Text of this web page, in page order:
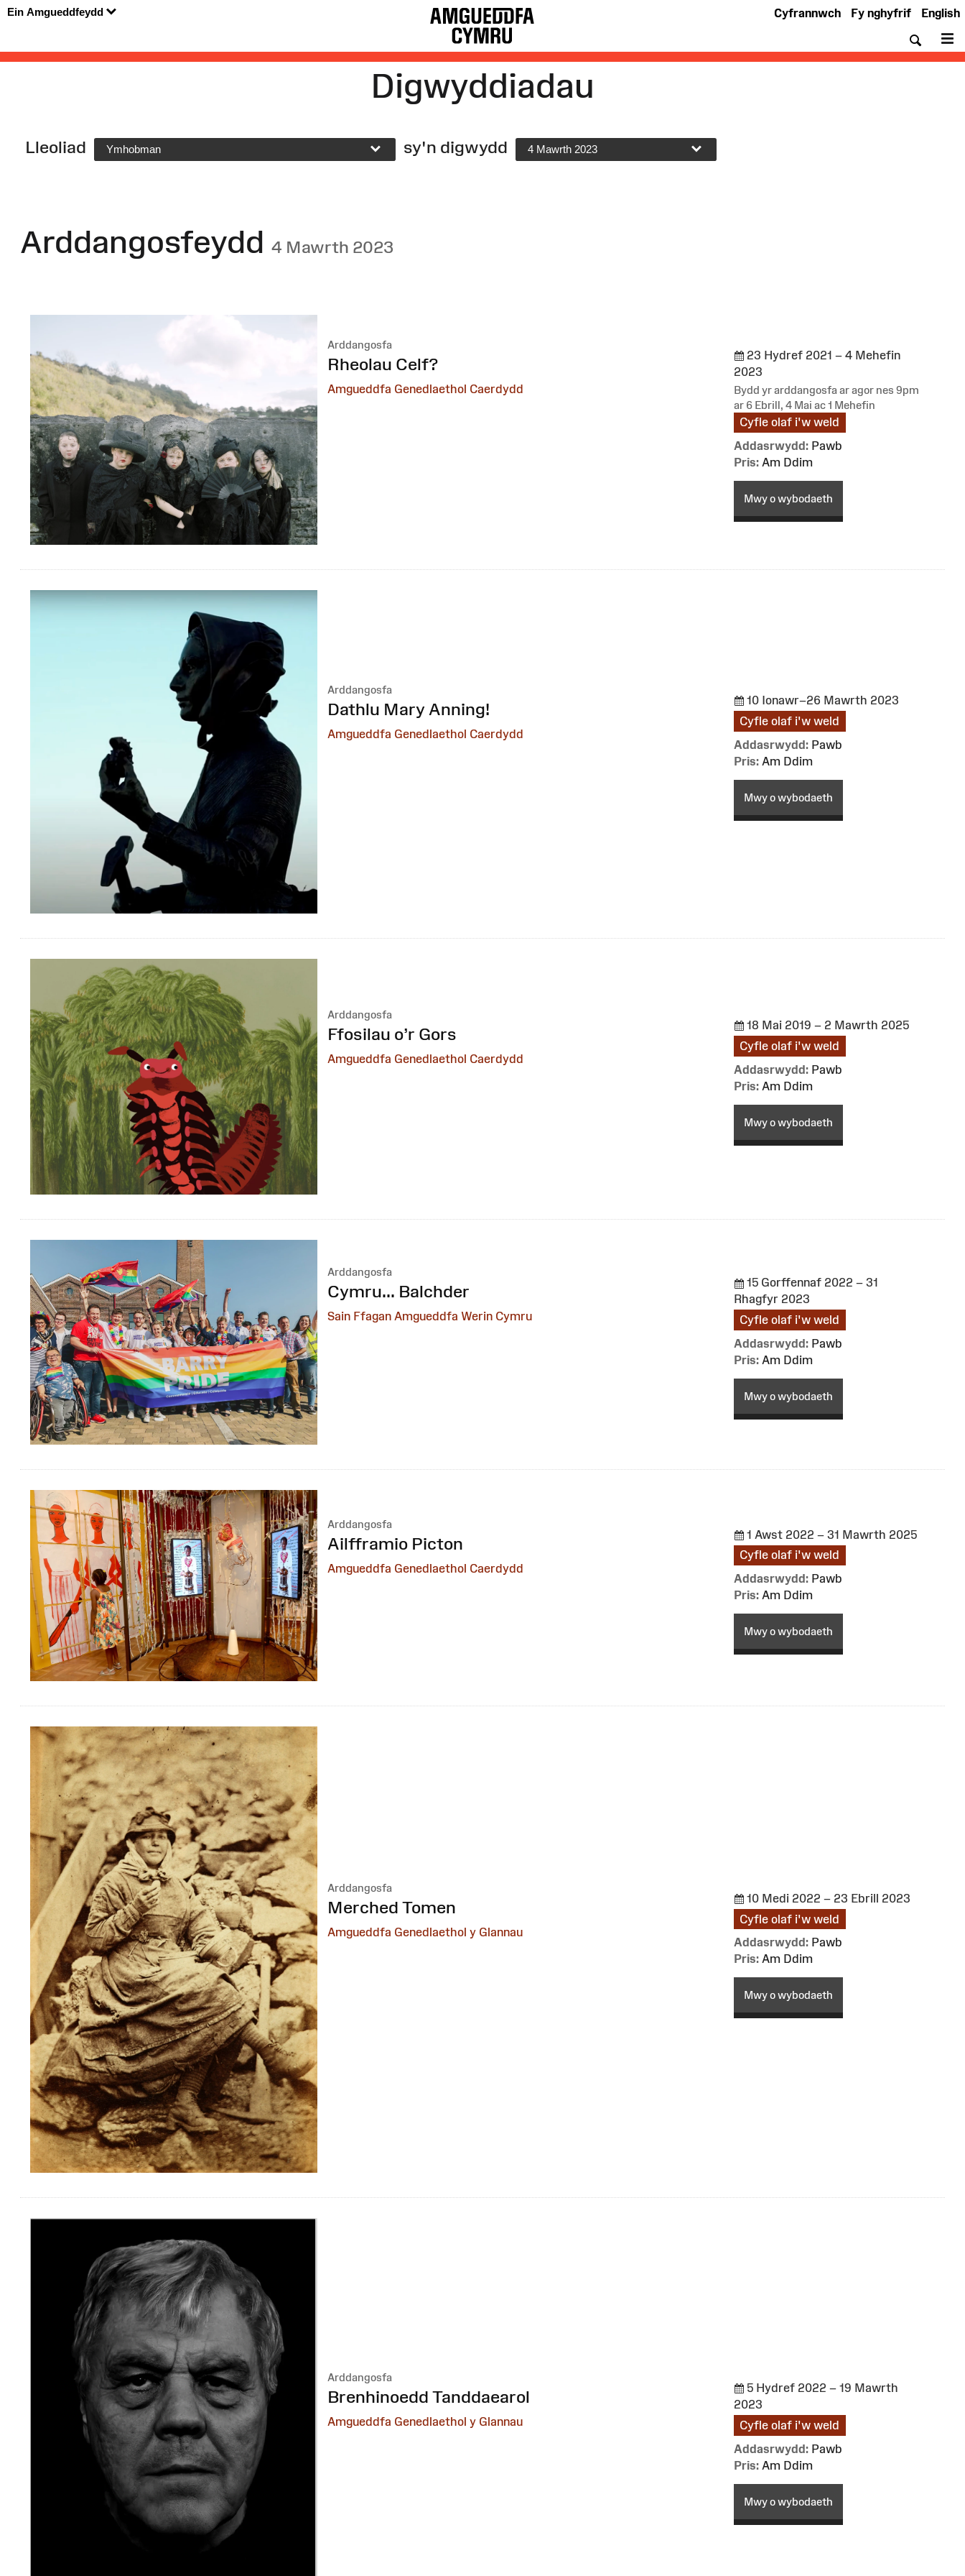
Ein Amgueddfeydd English
Fy nghyfrif
Cyfrannwch
Digwyddiadau
Lleoliad Ymhobman sy'n digwydd 4 Mawrth 2023
Arddangosfeydd 4 Mawrth 2023
Arddangosfa
:
Rheolau Celf?
Amgueddfa Genedlaethol Caerdydd
23 Hydref 2021 – 4 Mehefin
2023
Bydd yr arddangosfa ar agor nes 9pm
ar 6 Ebrill, 4 Mai ac 1 Mehefin
Cyfle olaf i'w weld
Addasrwydd: Pawb
Pris: Am Ddim
Mwy o wybodaeth
Arddangosfa
:
Dathlu Mary Anning!
Amgueddfa Genedlaethol Caerdydd
10 Ionawr–26 Mawrth 2023
Cyfle olaf i'w weld
Addasrwydd: Pawb
Pris: Am Ddim
Mwy o wybodaeth
Arddangosfa
:
Ffosilau o’r Gors
Amgueddfa Genedlaethol Caerdydd
18 Mai 2019 – 2 Mawrth 2025
Cyfle olaf i'w weld
Addasrwydd: Pawb
Pris: Am Ddim
Mwy o wybodaeth
Arddangosfa
:
Cymru... Balchder
Sain Ffagan Amgueddfa Werin Cymru
15 Gorffennaf 2022 – 31
Rhagfyr 2023
Cyfle olaf i'w weld
Addasrwydd: Pawb
Pris: Am Ddim
Mwy o wybodaeth
Arddangosfa
:
Ailfframio Picton
Amgueddfa Genedlaethol Caerdydd
1 Awst 2022 – 31 Mawrth 2025
Cyfle olaf i'w weld
Addasrwydd: Pawb
Pris: Am Ddim
Mwy o wybodaeth
Arddangosfa
:
Merched Tomen
Amgueddfa Genedlaethol y Glannau
10 Medi 2022 – 23 Ebrill 2023
Cyfle olaf i'w weld
Addasrwydd: Pawb
Pris: Am Ddim
Mwy o wybodaeth
Arddangosfa
:
Brenhinoedd Tanddaearol
Amgueddfa Genedlaethol y Glannau
5 Hydref 2022 – 19 Mawrth
2023
Cyfle olaf i'w weld
Addasrwydd: Pawb
Pris: Am Ddim
Mwy o wybodaeth